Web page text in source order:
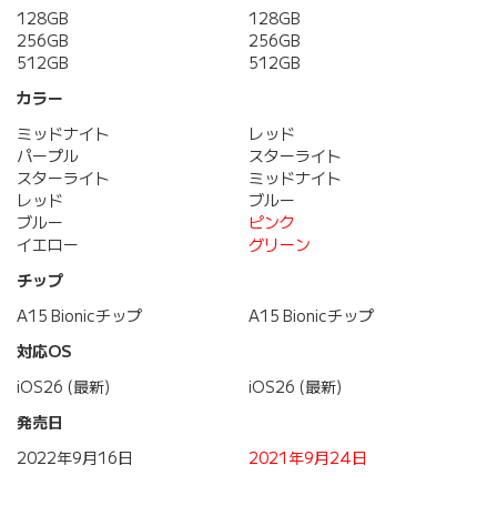
128GB
256GB
512GB
128GB
256GB
512GB
カラー
ミッドナイト
パープル
スターライト
レッド
ブルー
イエロー
レッド
スターライト
ミッドナイト
ブルー
ピンク
グリーン
チップ
A15 Bionicチップ
A15 Bionicチップ
対応OS
iOS26 (最新)
iOS26 (最新)
発売日
2022年9月16日
2021年9月24日